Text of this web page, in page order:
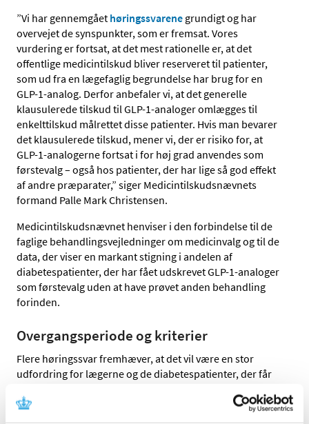
”Vi har gennemgået høringssvarene grundigt og har
overvejet de synspunkter, som er fremsat. Vores
vurdering er fortsat, at det mest rationelle er, at det
offentlige medicintilskud bliver reserveret til patienter,
som ud fra en lægefaglig begrundelse har brug for en
GLP-1-analog. Derfor anbefaler vi, at det generelle
klausulerede tilskud til GLP-1-analoger omlægges til
enkelttilskud målrettet disse patienter. Hvis man bevarer
det klausulerede tilskud, mener vi, der er risiko for, at
GLP-1-analogerne fortsat i for høj grad anvendes som
førstevalg – også hos patienter, der har lige så god effekt
af andre præparater,” siger Medicintilskudsnævnets
formand Palle Mark Christensen.
Medicintilskudsnævnet henviser i den forbindelse til de
faglige behandlingsvejledninger om medicinvalg og til de
data, der viser en markant stigning i andelen af
diabetespatienter, der har fået udskrevet GLP-1-analoger
som førstevalg uden at have prøvet anden behandling
forinden.
Overgangsperiode og kriterier
Flere høringssvar fremhæver, at det vil være en stor
udfordring for lægerne og de diabetespatienter, der får
bruge ressourcer på at søge om enkelttilskud.